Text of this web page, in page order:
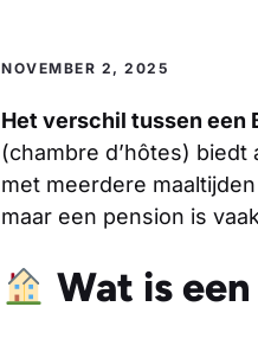
NOVEMBER 2, 2025
Het verschil tussen een
(chambre d’hôtes)
met meerdere
maar een pension is
Wat is